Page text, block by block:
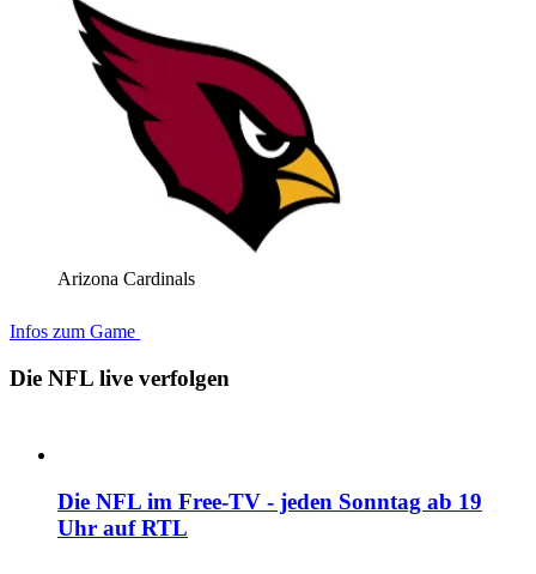
Arizona Cardinals
Infos zum Game
Die NFL live verfolgen
Die NFL im Free-TV - jeden Sonntag ab 19
Uhr auf RTL